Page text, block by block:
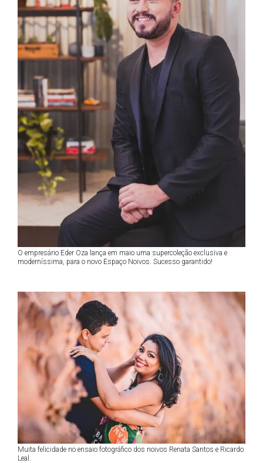
O empresário Eder Oza lança em maio uma supercoleção exclusiva e
moderníssima, para o novo Espaço Noivos. Sucesso garantido!
Muita felicidade no ensaio fotográfico dos noivos Renata Santos e Ricardo
Leal.